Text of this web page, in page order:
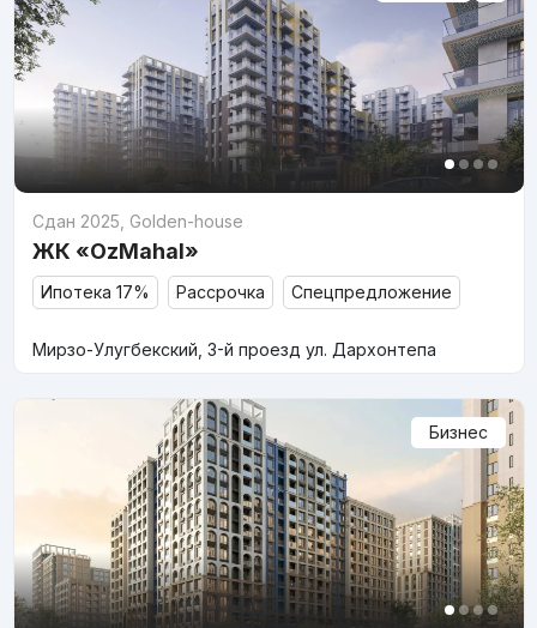
Сдан 2025 Golden-house
ЖК «OzMahal»
Ипотека 17% Рассрочка Спецпредложение
Мирзо-Улугбекский, 3-й проезд ул. Дархонтепа
Бизнес